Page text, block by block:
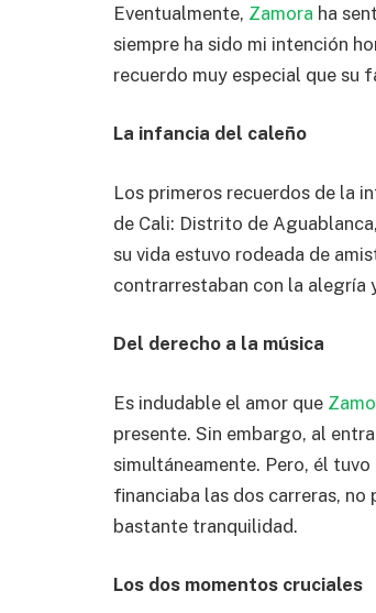
Eventualmente, Zamora ha
siempre ha sido mi intención
recuerdo muy especial que su
La infancia del caleño
Los primeros recuerdos de la
de Cali: Distrito de
su vida estuvo rodeada de
contrarrestaban con la alegría
Del derecho a la música
Es indudable el amor que
presente. Sin embargo, al
simultáneamente. Pero, él
financiaba las dos carreras,
bastante tranquilidad.
Los dos momentos cruciales